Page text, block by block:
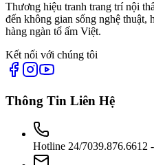
Thương hiệu tranh trang trí nội
đến không gian sống nghệ thuật,
hàng ngàn tổ ấm Việt.
Kết nối với chúng tôi
Thông Tin Liên Hệ
Hotline 24/7039.876.6612